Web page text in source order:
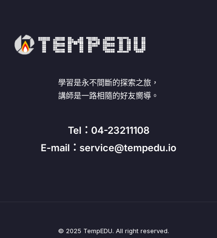
學習是永不間斷的探索之旅，
講師是一路相隨的好友嚮導。
Tel：04-23211108
E-mail：service@tempedu.io
© 2025 TempEDU. All right reserved.